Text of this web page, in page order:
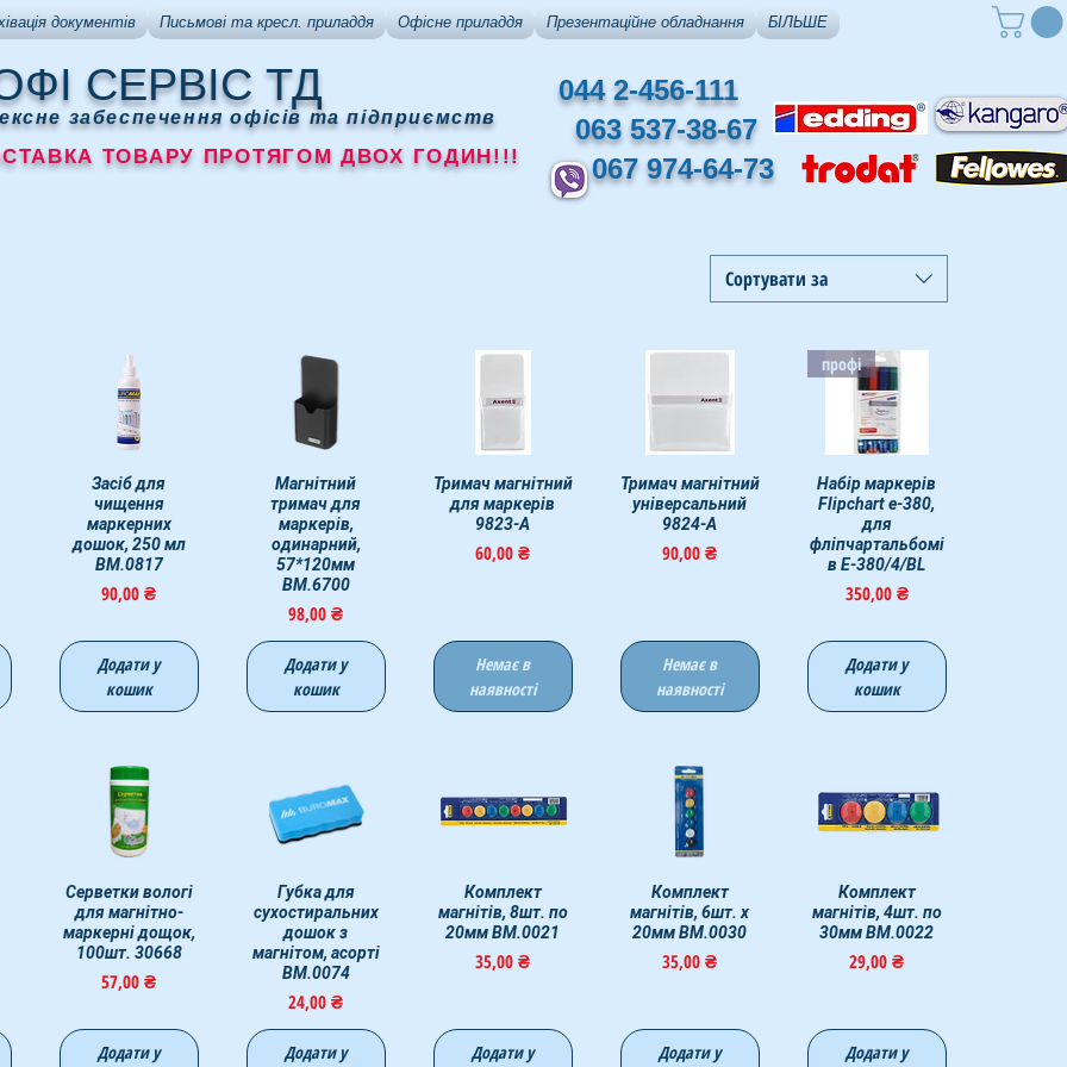
документів Письмові та кресл. приладдя Офісне приладдя Презентаційне обладнання БІЛЬШЕ
СЕРВІС ТД
забеспечення офісів та підприємств
ТОВАРУ ПРОТЯГОМ ДВОХ ГОДИН!!!
044 2-456-111
063 537-38-67
067 974-64-73
Сортувати за
Швидкий перегляд
Засіб для
чищення
маркерних
дошок, 250 мл
BM.0817
Ціна
90,00 ₴
Додати у
кошик
Швидкий перегляд
Магнітний
тримач для
маркерів,
одинарний,
57*120мм
ВМ.6700
Ціна
98,00 ₴
Додати у
кошик
Швидкий перегляд
Тримач магнітний
для маркерів
9823-А
Ціна
60,00 ₴
Немає в
наявності
Швидкий перегляд
Тримач магнітний
універсальний
9824-А
Ціна
90,00 ₴
Немає в
наявності
Швидкий перегляд
профі
Набір маркерів
Flipchart e-380,
для
фліпчартальбомі
в E-380/4/BL
Ціна
350,00 ₴
Додати у
кошик
Швидкий перегляд
Серветки вологі
для магнітно-
маркерні дощок,
100шт. 30668
Ціна
57,00 ₴
Додати у
Швидкий перегляд
Губка для
сухостиральних
дошок з
магнітом, асорті
BM.0074
Ціна
24,00 ₴
Додати у
Швидкий перегляд
Комплект
магнітів, 8шт. по
20мм BM.0021
Ціна
35,00 ₴
Додати у
Швидкий перегляд
Комплект
магнітів, 6шт. х
20мм BM.0030
Ціна
35,00 ₴
Додати у
Швидкий перегляд
Комплект
магнітів, 4шт. по
30мм BM.0022
Ціна
29,00 ₴
Додати у